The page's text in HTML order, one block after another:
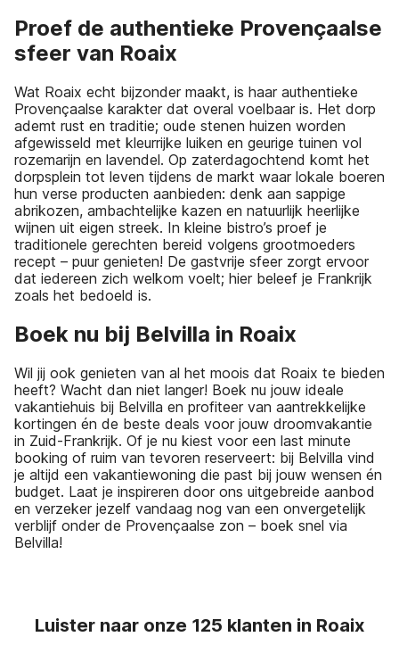
Proef de authentieke Provençaalse
sfeer van Roaix
Wat Roaix echt bijzonder maakt, is haar authentieke
Provençaalse karakter dat overal voelbaar is. Het dorp
ademt rust en traditie; oude stenen huizen worden
afgewisseld met kleurrijke luiken en geurige tuinen vol
rozemarijn en lavendel. Op zaterdagochtend komt het
dorpsplein tot leven tijdens de markt waar lokale boeren
hun verse producten aanbieden: denk aan sappige
abrikozen, ambachtelijke kazen en natuurlijk heerlijke
wijnen uit eigen streek. In kleine bistro’s proef je
traditionele gerechten bereid volgens grootmoeders
recept – puur genieten! De gastvrije sfeer zorgt ervoor
dat iedereen zich welkom voelt; hier beleef je Frankrijk
zoals het bedoeld is.
Boek nu bij Belvilla in Roaix
Wil jij ook genieten van al het moois dat Roaix te bieden
heeft? Wacht dan niet langer! Boek nu jouw ideale
vakantiehuis bij Belvilla en profiteer van aantrekkelijke
kortingen én de beste deals voor jouw droomvakantie
in Zuid-Frankrijk. Of je nu kiest voor een last minute
booking of ruim van tevoren reserveert: bij Belvilla vind
je altijd een vakantiewoning die past bij jouw wensen én
budget. Laat je inspireren door ons uitgebreide aanbod
en verzeker jezelf vandaag nog van een onvergetelijk
verblijf onder de Provençaalse zon – boek snel via
Belvilla!
Luister naar onze 125 klanten in Roaix